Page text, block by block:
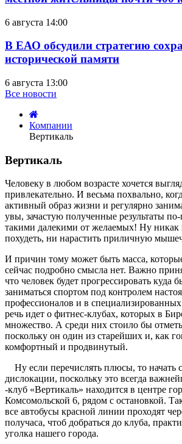
6 августа 14:00
В ЕАО обсудили стратегию
исторической памяти
6 августа 13:00
Все новости
Компании
Вертикаль
Вертикаль
четверг,
02
февраля
2023
14:22
Человеку в любом возрасте хочется
привлекательно. И весьма похвально,
активный образ жизни и регулярно
увы, зачастую полученные результаты
такими далекими от желаемых! Ну никак
похудеть, ни нарастить приличную
И причин тому может быть масса,
сейчас подробно смысла нет. Важно
что человек будет прогрессировать куда
заниматься спортом под контролем
профессионалов и в
речь идет о фитнес-клубах, которых в
множество. А среди них стоило бы
поскольку он один из старейших и, как
комфортный и продвинутый.
Ну если перечислять плюсы, то начать
дислокации, поскольку это всегда
-клуб «Вертикаль» находится в центре
Комсомольской 6, рядом с остановкой.
все автобусы красной линии проходят
получаса, чтоб добраться до клуба,
уголка нашего города.